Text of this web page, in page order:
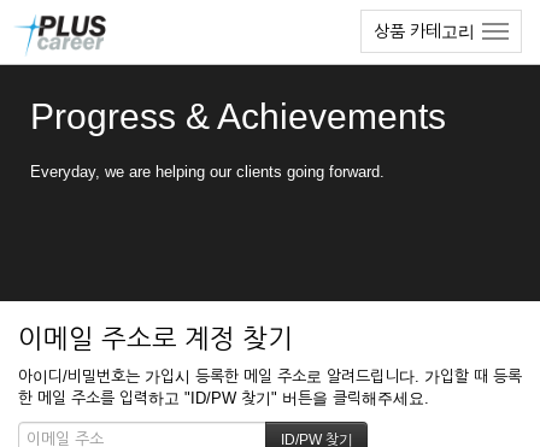
상품 카테고리
Progress & Achievements
Everyday, we are helping our clients going forward.
이메일 주소로 계정 찾기
아이디/비밀번호는 가입시 등록한 메일 주소로 알려드립니다. 가입할 때 등록
한 메일 주소를 입력하고 "ID/PW 찾기" 버튼을 클릭해주세요.